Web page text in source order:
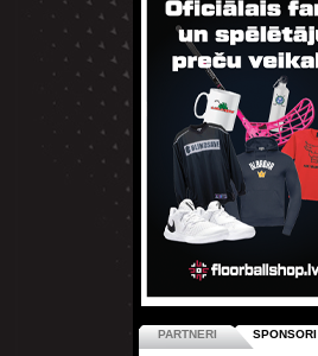
PARTNERI SPONSORI